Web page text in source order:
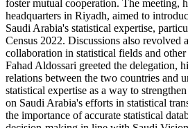
foster mutual cooperation. The meeting,
headquarters in Riyadh, aimed to
Saudi Arabia's statistical expertise,
Census 2022. Discussions also revolved
collaboration in statistical fields and
Fahad Aldossari greeted the delegation,
relations between the two countries and
statistical expertise as a way to
on Saudi Arabia's efforts in statistical
the importance of accurate statistical